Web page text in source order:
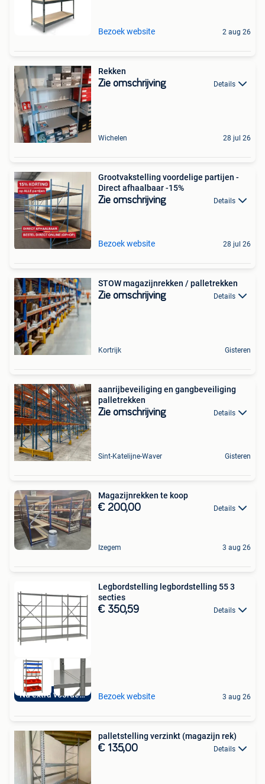
Bezoek website 2 aug 26
Rekken
Zie omschrijving Details
Wichelen 28 jul 26
Grootvakstelling voordelige partijen -
Direct afhaalbaar -15%
Zie omschrijving Details
Bezoek website 28 jul 26
STOW magazijnrekken / palletrekken
Zie omschrijving Details
Kortrijk Gisteren
aanrijbeveiliging en gangbeveiliging
palletrekken
Zie omschrijving Details
Sint-Katelijne-Waver Gisteren
Magazijnrekken te koop
€ 200,00 Details
Izegem 3 aug 26
Nu extra voordelig
Legbordstelling legbordstelling 55 3
secties
€ 350,59 Details
Bezoek website 3 aug 26
palletstelling verzinkt (magazijn rek)
€ 135,00 Details